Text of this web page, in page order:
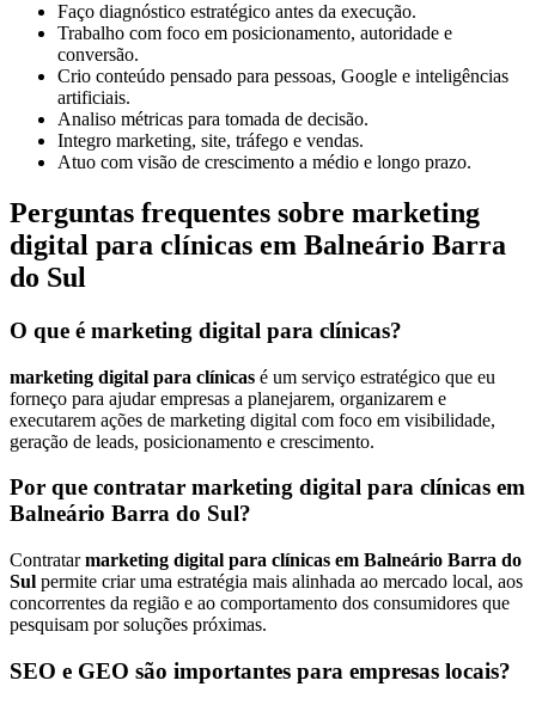
Faço diagnóstico estratégico antes da execução.
Trabalho com foco em posicionamento, autoridade e
conversão.
Crio conteúdo pensado para pessoas, Google e inteligências
artificiais.
Analiso métricas para tomada de decisão.
Integro marketing, site, tráfego e vendas.
Atuo com visão de crescimento a médio e longo prazo.
Perguntas frequentes sobre marketing
digital para clínicas em Balneário Barra
do Sul
O que é marketing digital para clínicas?
marketing digital para clínicas é um serviço estratégico que eu
forneço para ajudar empresas a planejarem, organizarem e
executarem ações de marketing digital com foco em visibilidade,
geração de leads, posicionamento e crescimento.
Por que contratar marketing digital para clínicas em
Balneário Barra do Sul?
Contratarmarketing digital para clínicas em Balneário Barra do
Sul permite criar uma estratégia mais alinhada ao mercado local, aos
concorrentes da região e ao comportamento dos consumidores que
pesquisam por soluções próximas.
SEO e GEO são importantes para empresas locais?